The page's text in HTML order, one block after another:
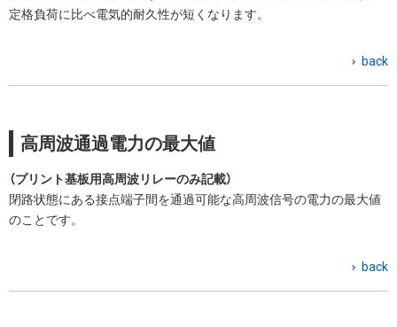
定格負荷に比べ電気的耐久性が短くなります。
back
高周波通過電力の最大値
（プリント基板用高周波リレーのみ記載）
閉路状態にある接点端子間を通過可能な高周波信号の電力の最大値
のことです。
back